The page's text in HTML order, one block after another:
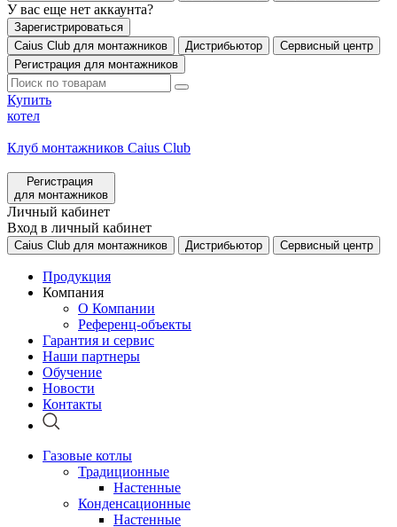
У вас еще нет аккаунта?
Зарегистрироваться
Caius Club для монтажников
Дистрибьютор
Сервисный центр
Регистрация для монтажников
Купить
котел
Клуб монтажников Caius Club
Регистрация
для монтажников
Личный кабинет
Вход в личный кабинет
Caius Club для монтажников Дистрибьютор Сервисный центр
Продукция
Компания
О Компании
Референц-объекты
Гарантия и сервис
Наши партнеры
Обучение
Новости
Контакты
Газовые котлы
Традиционные
Настенные
Конденсационные
Настенные